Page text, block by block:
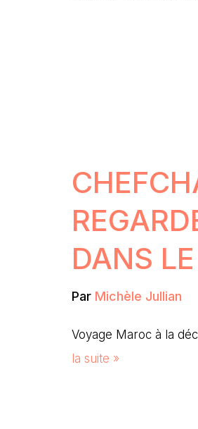
DANS
Par Michèle Jullian
Voyage Maroc à la
la suite »